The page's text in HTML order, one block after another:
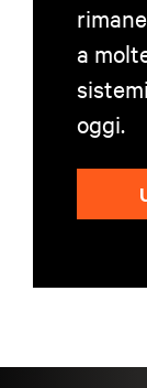
a
oggi.